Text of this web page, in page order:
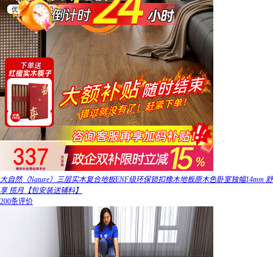
大自然（Nature）三层实木复合地板ENF级环保锁扣橡木地板原木色卧室独幅14mm 舒
享 揽月【包安装送辅料】
200条评价